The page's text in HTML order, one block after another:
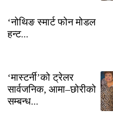
‘नोथिङ स्मार्ट फोन मोडल
हन्ट...
‘मास्टर्नी’को ट्रेलर
सार्वजनिक, आमा–छोरीको
सम्बन्ध...